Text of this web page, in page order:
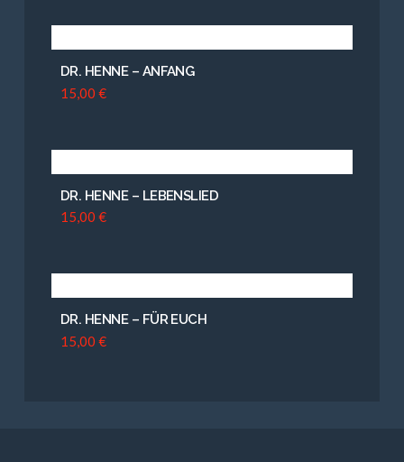
DR. HENNE – ANFANG
15,00 €
DR. HENNE – LEBENSLIED
15,00 €
DR. HENNE – FÜR EUCH
15,00 €